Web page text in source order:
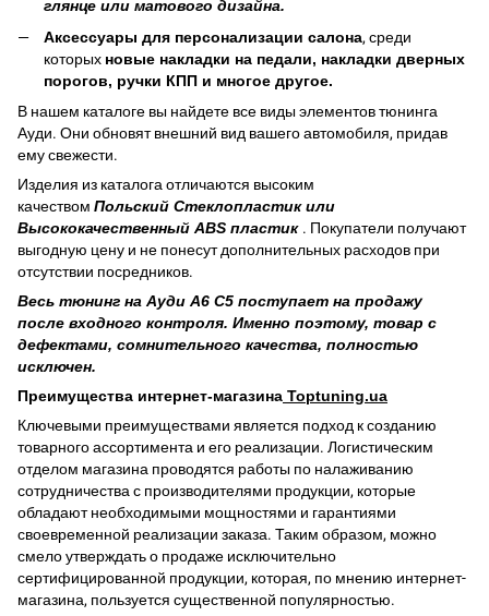
глянце или матового дизайна.
Аксессуары для персонализации салона, среди
которых новые накладки на педали, накладки дверных
порогов, ручки КПП и многое другое.
В нашем каталоге вы найдете все виды элементов тюнинга
Ауди. Они обновят внешний вид вашего автомобиля, придав
ему свежести.
Изделия из каталога отличаются высоким
качеством Польский Стеклопластик или
Высококачественный ABS пластик . Покупатели получают
выгодную цену и не понесут дополнительных расходов при
отсутствии посредников.
Весь тюнинг на Ауди А6 С5 поступает на продажу
после входного контроля. Именно поэтому, товар с
дефектами, сомнительного качества, полностью
исключен.
Преимущества интернет-магазина Toptuning.ua
Ключевыми преимуществами является подход к созданию
товарного ассортимента и его реализации. Логистическим
отделом магазина проводятся работы по налаживанию
сотрудничества с производителями продукции, которые
обладают необходимыми мощностями и гарантиями
своевременной реализации заказа. Таким образом, можно
смело утверждать о продаже исключительно
сертифицированной продукции, которая, по мнению интернет-
магазина, пользуется существенной популярностью.